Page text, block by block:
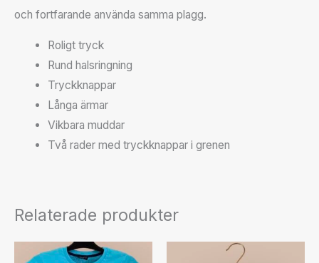
och fortfarande använda samma plagg.
Roligt tryck
Rund halsringning
Tryckknappar
Långa ärmar
Vikbara muddar
Två rader med tryckknappar i grenen
Relaterade produkter